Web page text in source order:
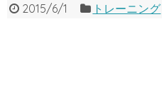
2015/6/1 トレーニング